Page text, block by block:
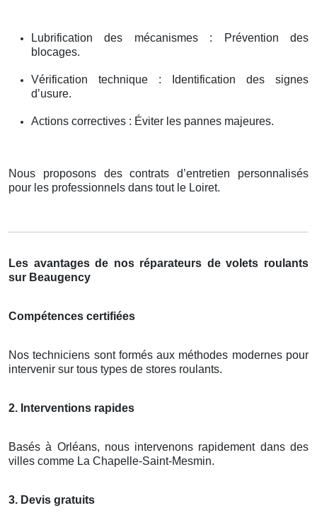
Lubrification des mécanismes : Prévention des
blocages.
Vérification technique : Identification des signes
d’usure.
Actions correctives : Éviter les pannes majeures.
Nous proposons des contrats d’entretien personnalisés
pour les professionnels dans tout le Loiret.
Les avantages de nos réparateurs de volets roulants
sur Beaugency
Compétences certifiées
Nos techniciens sont formés aux méthodes modernes pour
intervenir sur tous types de stores roulants.
2. Interventions rapides
Basés à Orléans, nous intervenons rapidement dans des
villes comme La Chapelle-Saint-Mesmin.
3. Devis gratuits